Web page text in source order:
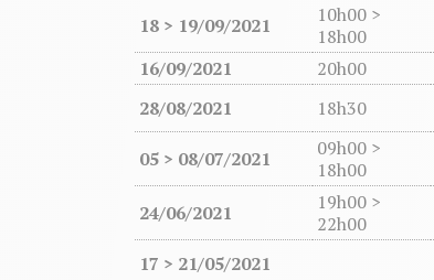
18 > 19/09/2021
10h00 >
18h00
16/09/2021 20h00
28/08/2021 18h30
05 > 08/07/2021
09h00 >
18h00
24/06/2021
19h00 >
22h00
17 > 21/05/2021